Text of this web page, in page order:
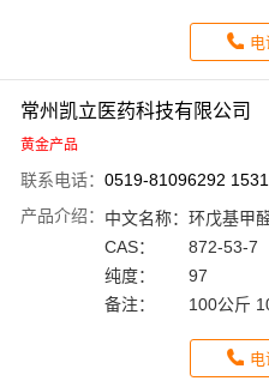
电
常州凯立医药科技有限公司
黄金产品
联系电话： 0519-81096292
产品介绍： 中文名称： 环戊基甲
CAS：
872-53-7
纯度：
97
备注：
100公斤
电